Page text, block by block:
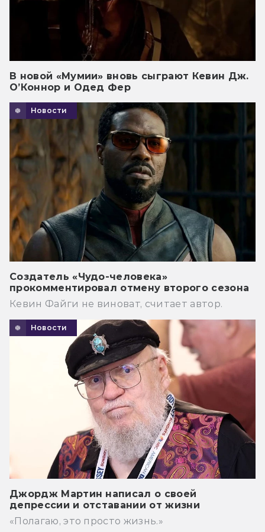
В новой «Мумии» вновь сыграют Кевин Дж.
О’Коннор и Одед Фер
Новости
Создатель «Чудо-человека»
прокомментировал отмену второго сезона
Кевин Файги не виноват, считает автор.
Новости
Джордж Мартин написал о своей
депрессии и отставании от жизни
«Полагаю, это просто жизнь.»